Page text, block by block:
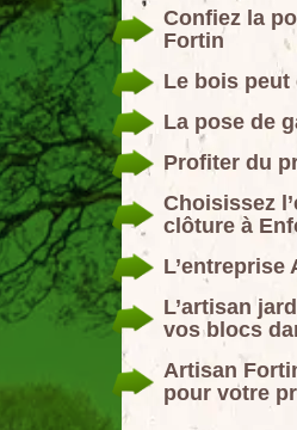
Confiez la
Fortin
Le bois peut
La pose de
Profiter du
Choisissez
clôture à
L’artisan
vos blocs
Artisan
pour votre